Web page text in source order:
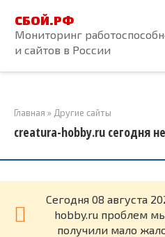
контенту
СБОЙ.РФ
Мониторинг
и сайтов в России
Главная » Другие сайты
creatura-hobby.ru сегодня
Cегодня 08 августа
hobby.ru проблем
получили мало